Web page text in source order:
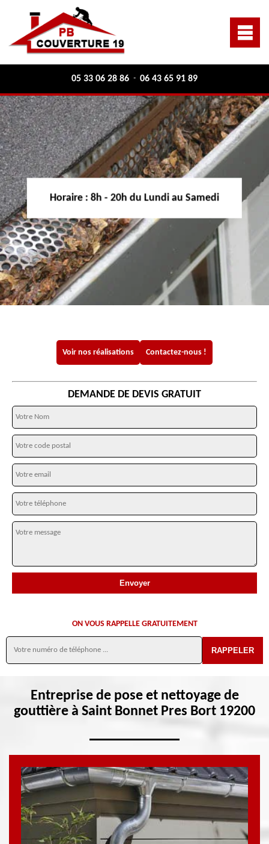
05 33 06 28 86 - 06 43 65 91 89
Horaire : 8h - 20h du Lundi au Samedi
Voir nos réalisations Contactez-nous !
DEMANDE DE DEVIS GRATUIT
ON VOUS RAPPELLE GRATUITEMENT
Entreprise de pose et nettoyage de
gouttière à Saint Bonnet Pres Bort 19200